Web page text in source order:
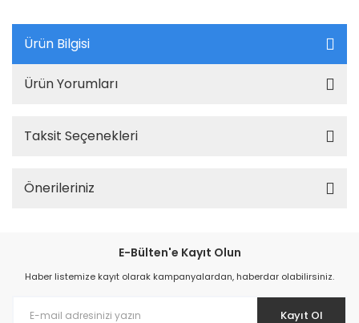
Ürün Bilgisi
Ürün Yorumları
Taksit Seçenekleri
Önerileriniz
E-Bülten'e Kayıt Olun
Haber listemize kayıt olarak kampanyalardan, haberdar olabilirsiniz.
Kayıt Ol